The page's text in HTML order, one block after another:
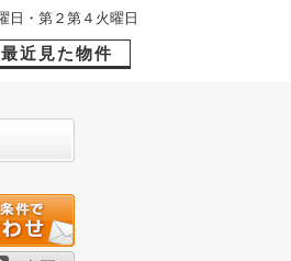
日・第２第４火曜日
最近見た物件